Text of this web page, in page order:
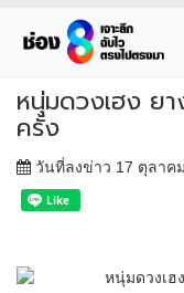
หนุ่มดวงเฮง ย
ครั้ง
วันที่ลงข่าว 17 ตุลาค